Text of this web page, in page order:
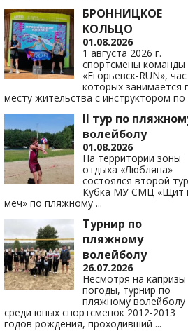
БРОННИЦКОЕ
КОЛЬЦО
01.08.2026
1 августа 2026 г.
спортсмены команды
«Егорьевск-RUN»,
которых занимается
месту жительства с инструктором по
II тур по
волейболу
01.08.2026
На территории зоны
отдыха «Любляна»
состоялся второй тур
Кубка МУ СМЦ «Щит
меч» по пляжному ...
Турнир по
пляжному
волейболу
26.07.2026
Несмотря на капризы
погоды, турнир по
пляжному волейболу
среди юных спортсменок 2012-2013
годов рождения, проходивший ...